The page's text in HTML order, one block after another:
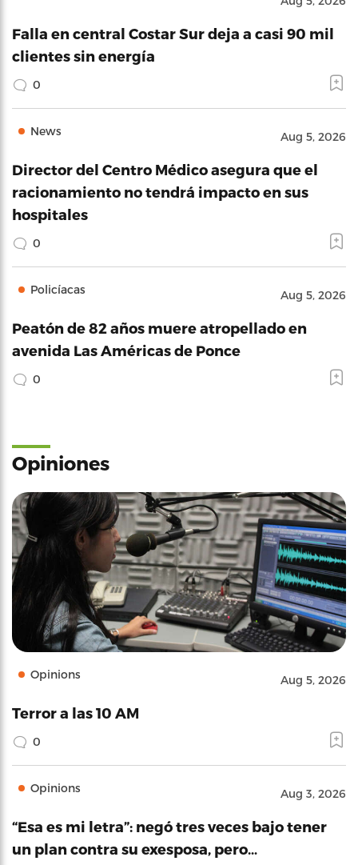
Falla en central Costar Sur deja a casi 90 mil
clientes sin energía
0
News Aug 5, 2026
Director del Centro Médico asegura que el
racionamiento no tendrá impacto en sus
hospitales
0
Policíacas Aug 5, 2026
Peatón de 82 años muere atropellado en
avenida Las Américas de Ponce
0
Opiniones
Opinions Aug 5, 2026
Terror a las 10 AM
0
Opinions Aug 3, 2026
“Esa es mi letra”: negó tres veces bajo tener
un plan contra su exesposa, pero…